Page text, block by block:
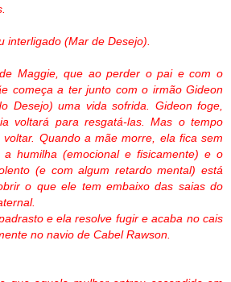
interligado (Mar de Desejo).
Maggie, que ao perder o pai e com o
começa a ter junto com o irmão Gideon
Desejo) uma vida sofrida. Gideon foge,
voltará para resgatá-las. Mas o tempo
Quando a mãe morre, ela fica sem
humilha (emocional e fisicamente) e o
(e com algum retardo mental) está
o que ele tem embaixo das saias do
e ela resolve fugir e acaba no cais
no navio de Cabel Rawson.